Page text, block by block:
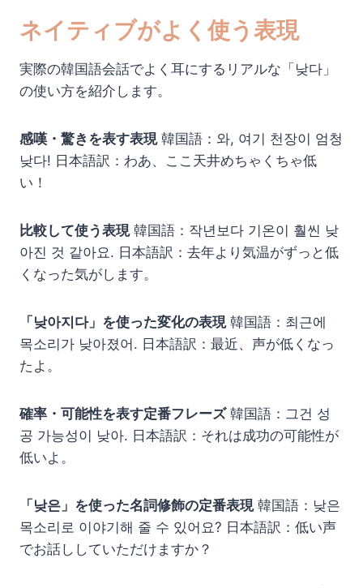
ネイティブがよく使う表現
実際の韓国語会話でよく耳にするリアルな「낮다」
の使い方を紹介します。
感嘆・驚きを表す表現韓国語：와, 여기 천장이 엄청
낮다! 日本語訳：わあ、ここ天井めちゃくちゃ低
い！
比較して使う表現韓国語：작년보다 기온이 훨씬 낮
아진 것 같아요. 日本語訳：去年より気温がずっと低
くなった気がします。
「낮아지다」を使った変化の表現韓国語：최근에
목소리가 낮아졌어. 日本語訳：最近、声が低くなっ
たよ。
確率・可能性を表す定番フレーズ韓国語：그건 성
공 가능성이 낮아. 日本語訳：それは成功の可能性が
低いよ。
「낮은」を使った名詞修飾の定番表現韓国語：낮은
목소리로 이야기해 줄 수 있어요? 日本語訳：低い声
でお話ししていただけますか？